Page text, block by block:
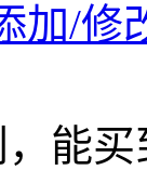
加/修
能